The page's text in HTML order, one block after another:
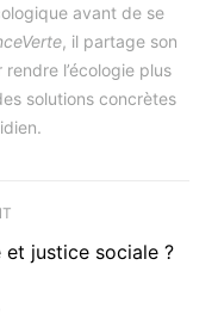
avant de se
, il partage son
l’écologie plus
solutions concrètes
justice sociale ?